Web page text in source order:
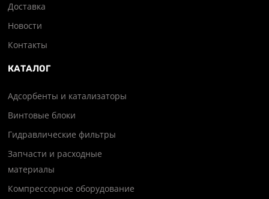
Доставка
Новости
Контакты
КАТАЛОГ
Адсорбенты и катализаторы
Винтовые блоки
Гидравлические фильтры
Запчасти и расходные
материалы
Компрессорное оборудование